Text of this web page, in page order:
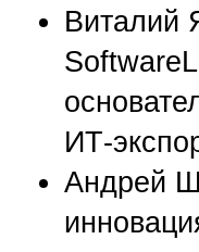
Виталий
ИТ-
Андрей